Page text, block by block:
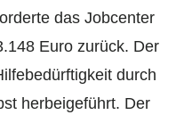
das Jobcenter
Euro zurück. Der
durch
herbeigeführt. Der